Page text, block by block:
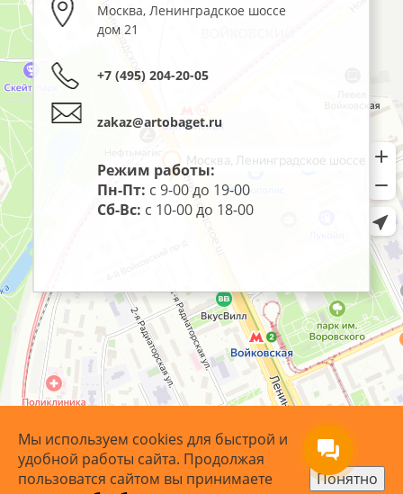
Москва,Ленинградское шоссе
дом 21
+7 (495) 204-20-05
zakaz@artobaget.ru
Режим работы:
Пн-Пт: с 9-00 до 19-00
Сб-Вс: с 10-00 до 18-00
Мы используем cookies для быстрой и
удобной работы сайта. Продолжая
пользоватся сайтом вы принимаете
Понятно